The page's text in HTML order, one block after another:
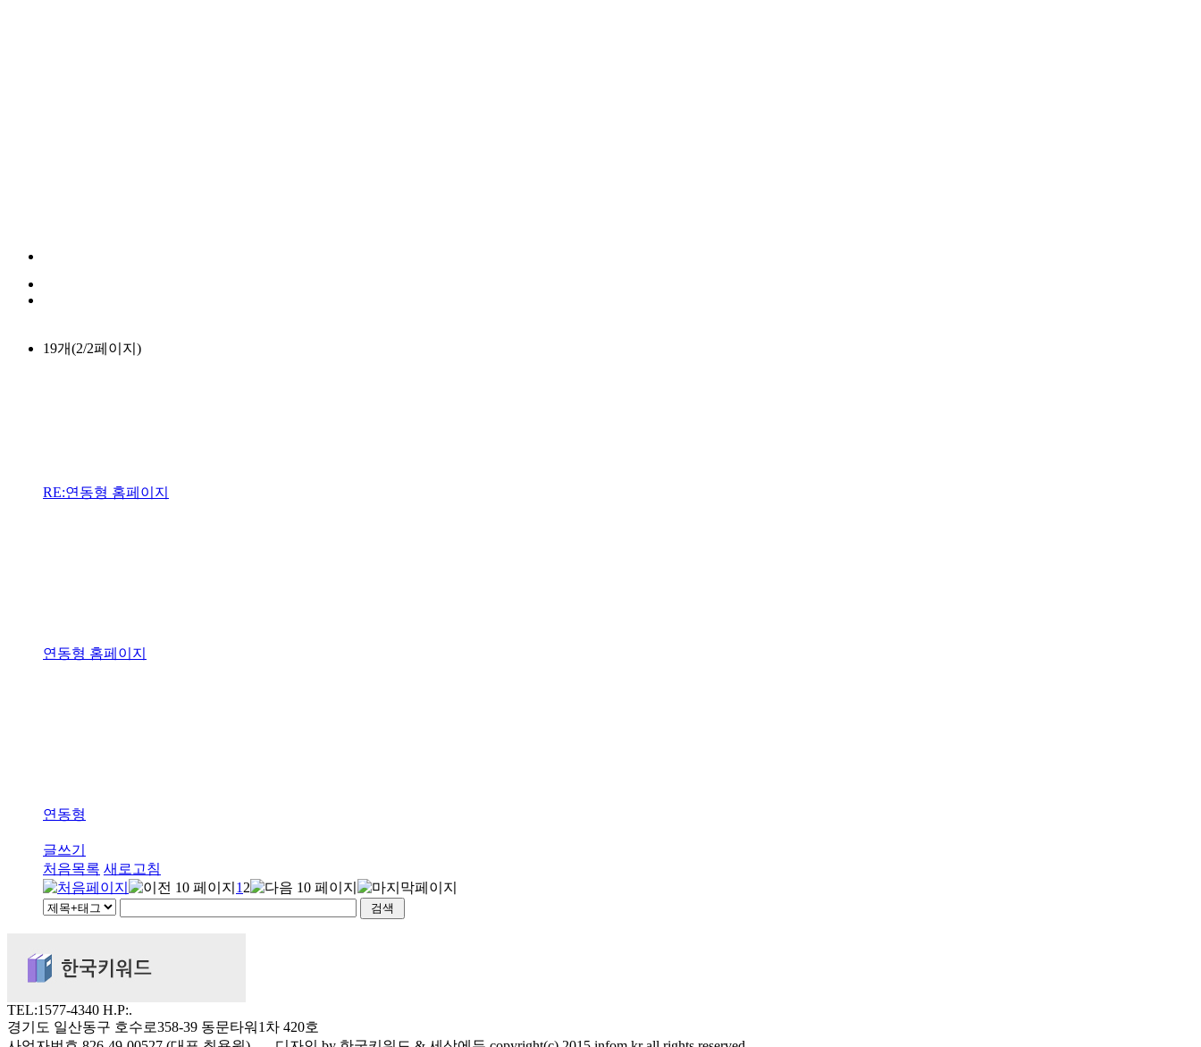
19개(2/2페이지)
RE:연동형 홈페이지
연동형 홈페이지
연동형
글쓰기
처음목록 새로고침
1 2
TEL:1577-4340 H.P:.
경기도 일산동구 호수로358-39 동문타워1차 420호